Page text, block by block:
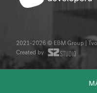
2021-2026 © EBM Group |
Created by